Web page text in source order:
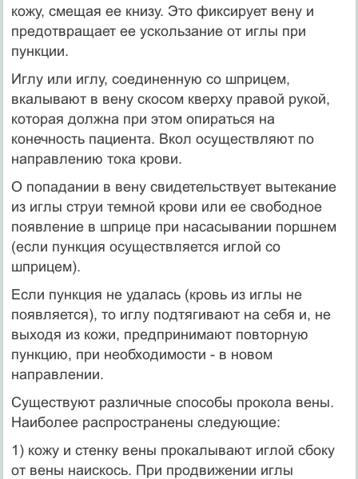
кожу, смещая ее книзу. Это фиксирует вену и
предотвращает ее ускользание от иглы при
пункции.
Иглу или иглу, соединенную со шприцем,
вкалывают в вену скосом кверху правой рукой,
которая должна при этом опираться на
конечность пациента. Вкол осуществляют по
направлению тока крови.
О попадании в вену свидетельствует вытекание
из иглы струи темной крови или ее свободное
появление в шприце при насасывании поршнем
(если пункция осуществляется иглой со
шприцем).
Если пункция не удалась (кровь из иглы не
появляется), то иглу подтягивают на себя и, не
выходя из кожи, предпринимают повторную
пункцию, при необходимости - в новом
направлении.
Существуют различные способы прокола вены.
Наиболее распро­странены следующие:
1) кожу и стенку вены прокалывают иглой сбоку
от вены наискось. При продвижении иглы